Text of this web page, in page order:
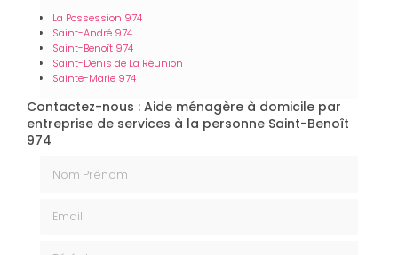
La Possession 974
Saint-André 974
Saint-Benoît 974
Saint-Denis de La Réunion
Sainte-Marie 974
Contactez-nous : Aide ménagère à domicile par
entreprise de services à la personne Saint-Benoît
974